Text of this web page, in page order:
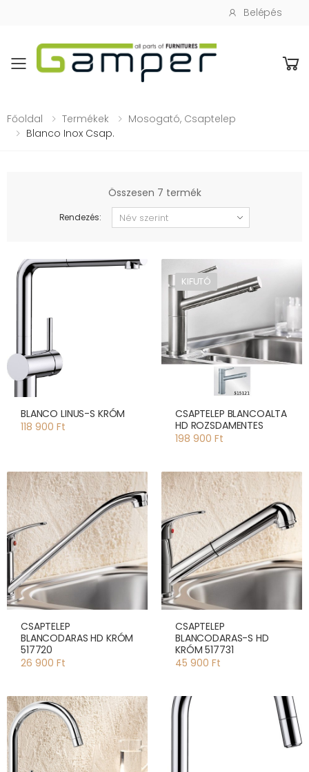
Belépés
Toggle mobile menu
Főoldal Termékek
Mosogató, Csaptelep
Blanco Inox Csap.
Összesen 7 termék
Rendezés:
BLANCO LINUS-S KRÓM
118 900 Ft
KIFUTÓ
CSAPTELEP BLANCOALTA
HD ROZSDAMENTES
198 900 Ft
CSAPTELEP
BLANCODARAS HD KRÓM
517720
26 900 Ft
CSAPTELEP
BLANCODARAS-S HD
KRÓM 517731
45 900 Ft